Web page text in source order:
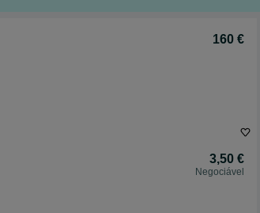
160 €
3,50 €
Negociável